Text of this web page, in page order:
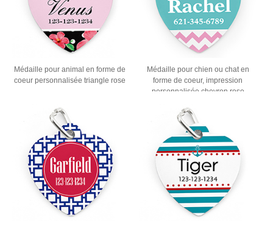
Médaille pour animal en forme de
coeur personnalisée triangle rose
Médaille pour chien ou chat en
forme de coeur, impression
personnalisée chevron rose